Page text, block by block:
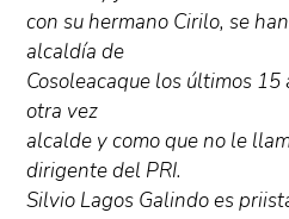
con su hermano Cirilo, se
alcaldía de
Cosoleacaque los últimos
otra vez
alcalde y como que no le
dirigente del PRI.
Silvio Lagos Galindo es